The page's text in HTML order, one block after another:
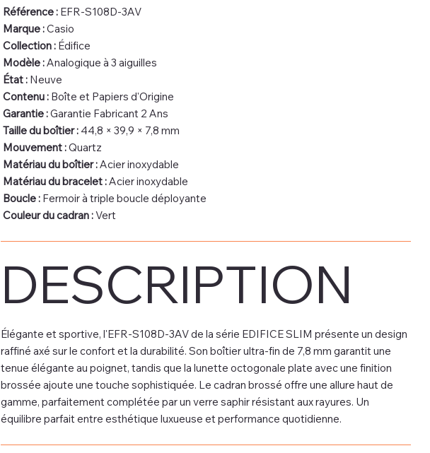
Référence :EFR-S108D-3AV
Marque :Casio
Collection :Édifice
Modèle :Analogique à 3 aiguilles
État :Neuve
Contenu :Boîte et Papiers d'Origine
Garantie :Garantie Fabricant 2 Ans
Taille du boîtier :44,8 × 39,9 × 7,8 mm
Mouvement :Quartz
Matériau du boîtier :Acier inoxydable
Matériau du bracelet :Acier inoxydable
Boucle :Fermoir à triple boucle déployante
Couleur du cadran :Vert
DESCRIPTION
Élégante et sportive, l'EFR-S108D-3AV de la série EDIFICE SLIM présente un design
raffiné axé sur le confort et la durabilité. Son boîtier ultra-fin de 7,8 mm garantit une
tenue élégante au poignet, tandis que la lunette octogonale plate avec une finition
brossée ajoute une touche sophistiquée. Le cadran brossé offre une allure haut de
gamme, parfaitement complétée par un verre saphir résistant aux rayures. Un
équilibre parfait entre esthétique luxueuse et performance quotidienne.